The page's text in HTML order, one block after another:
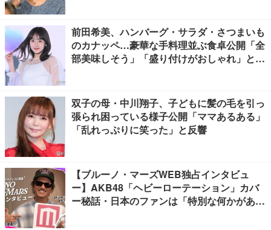
前田希美、ハンバーグ・サラダ・さつまいも
のカナッペ…豪華な手料理並ぶ食卓公開「全
部美味しそう」「盛り付けがおしゃれ」と絶
双子の母・中川翔子、子どもに髪の毛を引っ
張られ困っている様子公開「ママあるある」
「乱れっぷりに笑った」と反響
【ブルーノ・マーズWEB独占インタビュ
ー】AKB48「ヘビーローテーション」カバ
ー秘話・日本のファンは「特別な何かがあ